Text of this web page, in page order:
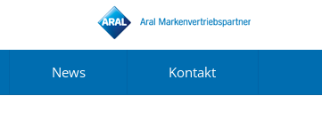
News Kontakt